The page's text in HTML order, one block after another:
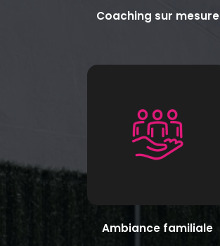
Coaching sur mesure
Ambiance familiale